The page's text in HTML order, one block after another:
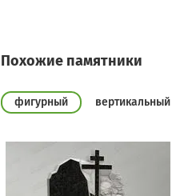
Похожие памятники
фигурный вертикальный